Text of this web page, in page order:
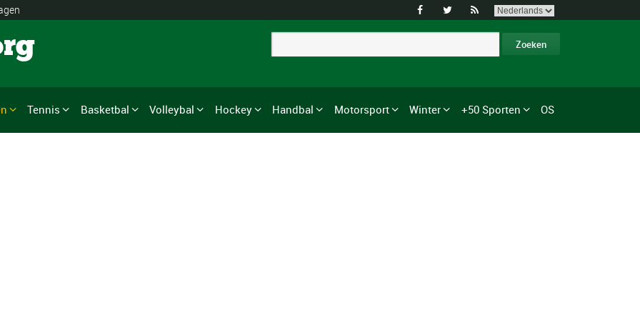
  
Tennis Basketbal Volleybal Hockey Handbal Motorsport Winter +50 Sporten OS